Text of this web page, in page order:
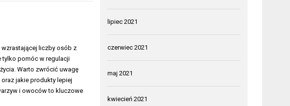
wzrastającej liczby osób z
tylko pomóc w regulacji
Warto zwrócić uwagę
oraz jakie produkty lepiej
i owoców to kluczowe
lipiec 2021
czerwiec 2021
maj 2021
kwiecień 2021